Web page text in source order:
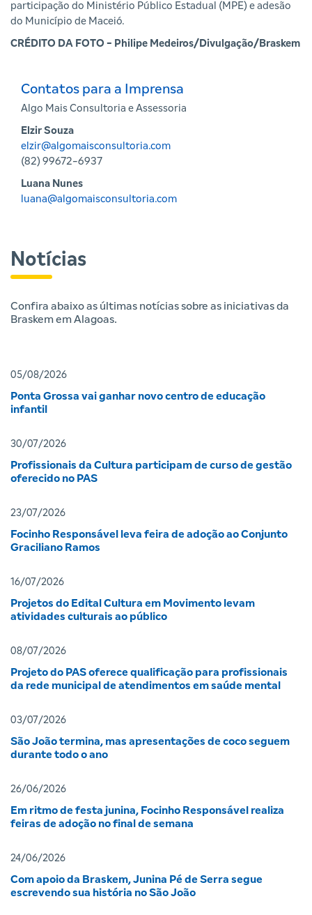
participação do Ministério Público Estadual (MPE) e adesão
do Município de Maceió.
CRÉDITO DA FOTO - Philipe Medeiros/Divulgação/Braskem
Contatos para a Imprensa
Algo Mais Consultoria e Assessoria
Elzir Souza
elzir@algomaisconsultoria.com
(82) 99672-6937
Luana Nunes
luana@algomaisconsultoria.com
Notícias
Confira abaixo as últimas notícias sobre as iniciativas da
Braskem em Alagoas.
05/08/2026
Ponta Grossa vai ganhar novo centro de educação
infantil
30/07/2026
Profissionais da Cultura participam de curso de gestão
oferecido no PAS
23/07/2026
Focinho Responsável leva feira de adoção ao Conjunto
Graciliano Ramos
16/07/2026
Projetos do Edital Cultura em Movimento levam
atividades culturais ao público
08/07/2026
Projeto do PAS oferece qualificação para profissionais
da rede municipal de atendimentos em saúde mental
03/07/2026
São João termina, mas apresentações de coco seguem
durante todo o ano
26/06/2026
Em ritmo de festa junina, Focinho Responsável realiza
feiras de adoção no final de semana
24/06/2026
Com apoio da Braskem, Junina Pé de Serra segue
escrevendo sua história no São João